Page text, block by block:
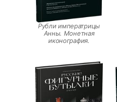
Рубли императрицы
Анны. Монетная
иконография.